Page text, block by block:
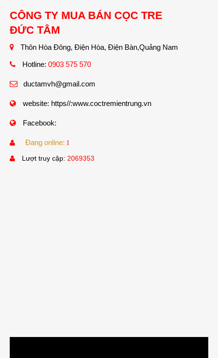
CÔNG TY MUA BÁN CỌC TRE
ĐỨC TÂM
Thôn Hòa Đông, Điện Hòa, Điện Bàn,Quảng Nam
Hotline: 0903 575 570
ductamvh@gmail.com
website: https//:www.coctremientrung.vn
Facebook:
Đang online: 1
Lượt truy cập: 2069353